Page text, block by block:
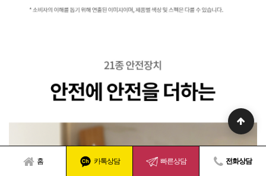
홈 카톡상담 빠른상담 전화상담